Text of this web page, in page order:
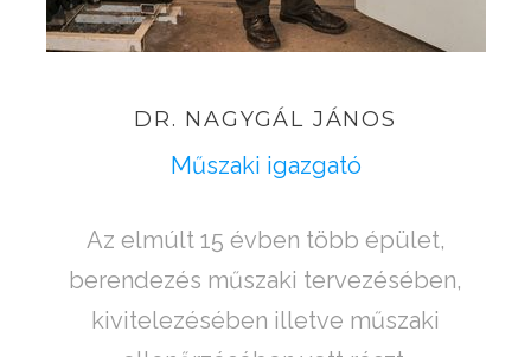
DR. NAGYGÁL JÁNOS
Műszaki igazgató
Az elmúlt 15 évben több épület,
berendezés műszaki tervezésében,
kivitelezésében illetve műszaki